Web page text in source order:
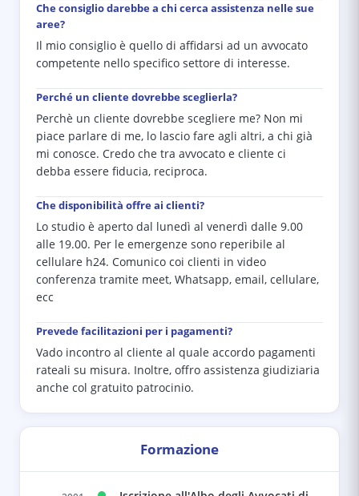
Che consiglio darebbe a chi cerca assistenza nelle sue
aree?
Il mio consiglio è quello di affidarsi ad un avvocato
competente nello specifico settore di interesse.
Perché un cliente dovrebbe sceglierla?
Perchè un cliente dovrebbe scegliere me? Non mi
piace parlare di me, lo lascio fare agli altri, a chi già
mi conosce. Credo che tra avvocato e cliente ci
debba essere fiducia, reciproca.
Che disponibilità offre ai clienti?
Lo studio è aperto dal lunedì al venerdì dalle 9.00
alle 19.00. Per le emergenze sono reperibile al
cellulare h24. Comunico coi clienti in video
conferenza tramite meet, Whatsapp, email, cellulare,
ecc
Prevede facilitazioni per i pagamenti?
Vado incontro al cliente al quale accordo pagamenti
rateali su misura. Inoltre, offro assistenza giudiziaria
anche col gratuito patrocinio.
Formazione